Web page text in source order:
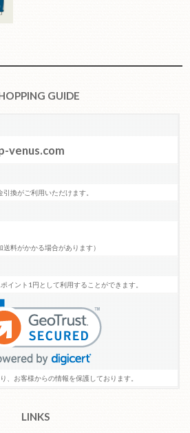
GUIDE
venus.com
換がご利用いただけます。
送料がかかる場合があります）
イント1円として利用することができます。
、お客様からの情報を保護しております。
LINKS